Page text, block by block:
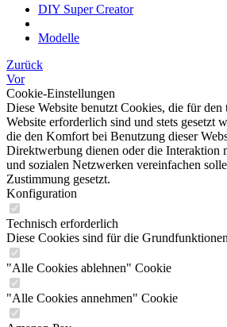
DIY Super Creator
Modelle
Zurück
Vor
Cookie-Einstellungen
Diese Website benutzt Cookies, die für den
Website erforderlich sind und stets gesetzt
die den Komfort bei Benutzung dieser
Direktwerbung dienen oder die Interaktion
und sozialen Netzwerken vereinfachen
Zustimmung gesetzt.
Konfiguration
Technisch erforderlich
Diese Cookies sind für die
"Alle Cookies ablehnen" Cookie
"Alle Cookies annehmen" Cookie